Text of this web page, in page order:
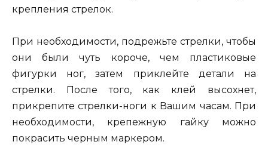
крепления стрелок.
При необходимости, подрежьте стрелки, чтобы
они были чуть короче, чем пластиковые
фигурки ног, затем приклейте детали на
стрелки. После того, как клей высохнет,
прикрепите стрелки-ноги к Вашим часам. При
необходимости, крепежную гайку можно
покрасить черным маркером.